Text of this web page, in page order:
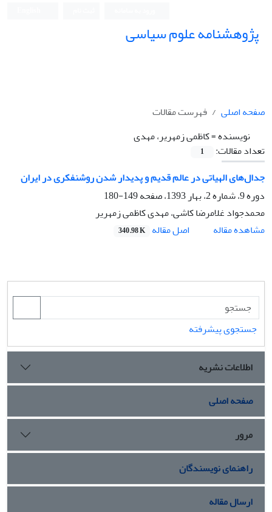
پژوهشنامه علوم سیاسی
صفحه اصلی
فهرست مقالات
نویسنده =کاظمی زمهریر، مهدی
تعداد مقالات:
1
جدال‌های الهیاتی در عالم قدیم و پدیدار شدن روشنفکری در ایران
دوره 9، شماره 2، بهار 1393، صفحه
149-180
محمدجواد غلامرضا کاشی، مهدی کاظمی زمهریر
مشاهده مقاله
اصل مقاله 340.98 K
جستجوی پیشرفته
اطلاعات نشریه
صفحه اصلی
مرور
راهنمای نویسندگان
ارسال مقاله